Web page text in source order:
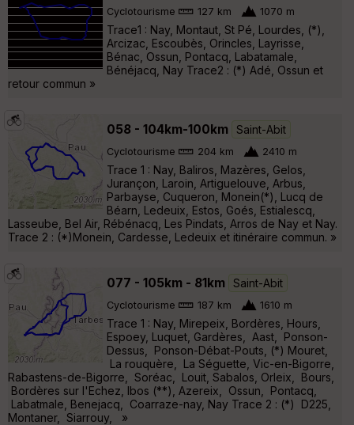
Cyclotourisme 127 km 1070 m
Trace1 : Nay, Montaut, St Pé, Lourdes, (*),
Arcizac, Escoubès, Orincles, Layrisse,
Bénac, Ossun, Pontacq, Labatamale,
Bénéjacq, Nay Trace2 : (*) Adé, Ossun et
retour commun »
058 - 104km-100km Saint-Abit
Cyclotourisme 204 km 2410 m
Trace 1 : Nay, Baliros, Mazères, Gelos,
Jurançon, Laroin, Artiguelouve, Arbus,
Parbayse, Cuqueron, Monein(*), Lucq de
Béarn, Ledeuix, Estos, Goés, Estialescq,
Lasseube, Bel Air, Rébénacq, Les Pindats, Arros de Nay et Nay.
Trace 2 : (*)Monein, Cardesse, Ledeuix et itinéraire commun. »
077 - 105km - 81km Saint-Abit
Cyclotourisme 187 km 1610 m
Trace 1 : Nay, Mirepeix, Bordères, Hours,
Espoey, Luquet, Gardères, Aast, Ponson-
Dessus, Ponson-Débat-Pouts, (*) Mouret,
La rouquère, La Séguette, Vic-en-Bigorre,
Rabastens-de-Bigorre, Soréac, Louit, Sabalos, Orleix, Bours,
Bordères sur l'Echez, Ibos (**), Azereix, Ossun, Pontacq,
Labatmale, Benejacq, Coarraze-nay, Nay Trace 2 : (*) D225,
Montaner, Siarrouy, »